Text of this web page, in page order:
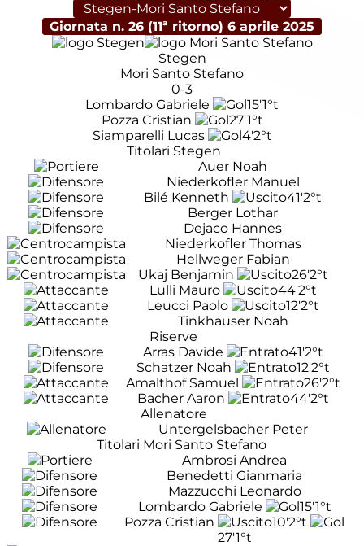
Giornata n. 26 (11ª ritorno) 6 aprile 2025
Stegen
Mori Santo Stefano
0-3
Lombardo Gabriele
15'1°t
Pozza Cristian
27'1°t
Siamparelli Lucas
4'2°t
Titolari Stegen
Auer Noah
Niederkofler Manuel
Bilé Kenneth
41'2°t
Berger Lothar
Dejaco Hannes
Niederkofler Thomas
Hellweger Fabian
Ukaj Benjamin
26'2°t
Lulli Mauro
44'2°t
Leucci Paolo
12'2°t
Tinkhauser Noah
Riserve
Arras Davide
41'2°t
Schatzer Noah
12'2°t
Amalthof Samuel
26'2°t
Bacher Aaron
44'2°t
Allenatore
Untergelsbacher Peter
Titolari Mori Santo Stefano
Ambrosi Andrea
Benedetti Gianmaria
Mazzucchi Leonardo
Lombardo Gabriele
15'1°t
Pozza Cristian
10'2°t
27'1°t